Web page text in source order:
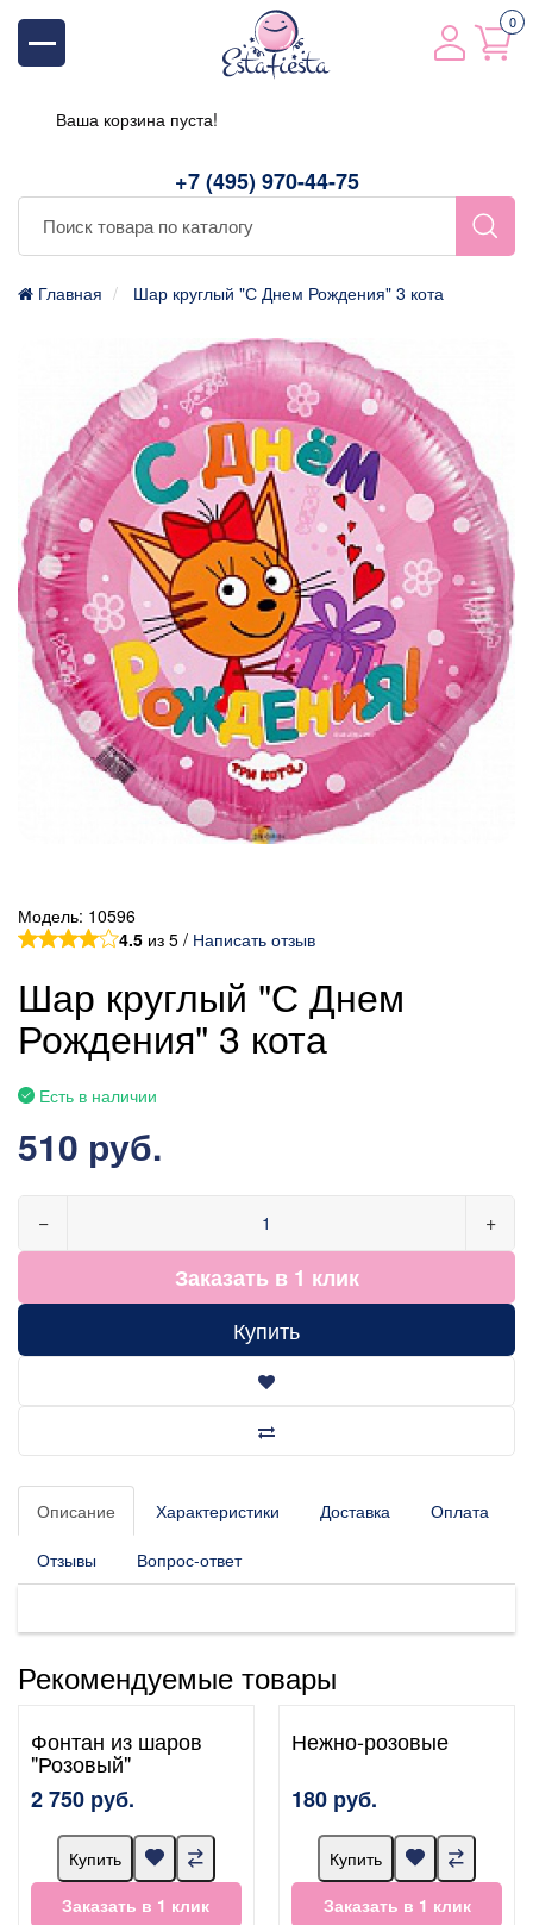
+7 (495) 970-44-75
0
Ваша корзина пуста!
Главная Шар круглый "С Днем Рождения" 3 кота
Модель: 10596
4.5 из 5 / Написать отзыв
Шар круглый "С Днем
Рождения" 3 кота
Есть в наличии
510 руб.
− +
Заказать в 1 клик
Купить
Описание Характеристики Доставка Оплата
Отзывы Вопрос-ответ
Рекомендуемые товары
Фонтан из шаров
"Розовый"
2 750 руб.
Купить
Заказать в 1 клик
Нежно-розовые
180 руб.
Купить
Заказать в 1 клик